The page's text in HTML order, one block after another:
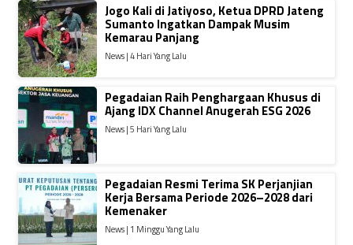
Jogo Kali di Jatiyoso, Ketua DPRD Jateng
Sumanto Ingatkan Dampak Musim
Kemarau Panjang
News | 4 Hari Yang Lalu
Pegadaian Raih Penghargaan Khusus di
Ajang IDX Channel Anugerah ESG 2026
News | 5 Hari Yang Lalu
Pegadaian Resmi Terima SK Perjanjian
Kerja Bersama Periode 2026–2028 dari
Kemenaker
News | 1 Minggu Yang Lalu